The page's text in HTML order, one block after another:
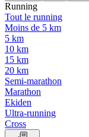
Running
Tout le running
Moins de 5 km
5 km
10 km
15 km
20 km
Semi-marathon
Marathon
Ekiden
Ultra-running
Cross